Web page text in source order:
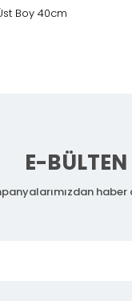
Boy 40cm
E-